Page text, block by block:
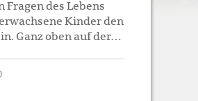
Fragen des Lebens
Kinder den
Ganz oben auf der…